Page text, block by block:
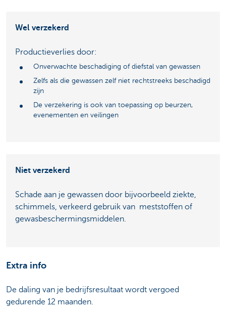
Wel verzekerd
Productieverlies door:
Onverwachte beschadiging of diefstal van gewassen
Zelfs als die gewassen zelf niet rechtstreeks beschadigd
zijn
De verzekering is ook van toepassing op beurzen,
evenementen en veilingen
Niet verzekerd
Schade aan je gewassen door bijvoorbeeld ziekte,
schimmels, verkeerd gebruik van meststoffen of
gewasbeschermingsmiddelen.
Extra info
De daling van je bedrijfsresultaat wordt vergoed
gedurende 12 maanden.